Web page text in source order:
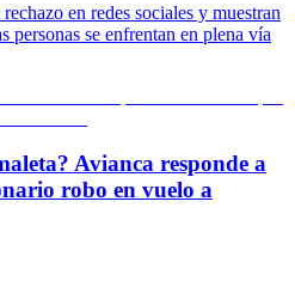
en redes sociales y muestran
personas se enfrentan en plena vía
Avianca responde a
robo en vuelo a